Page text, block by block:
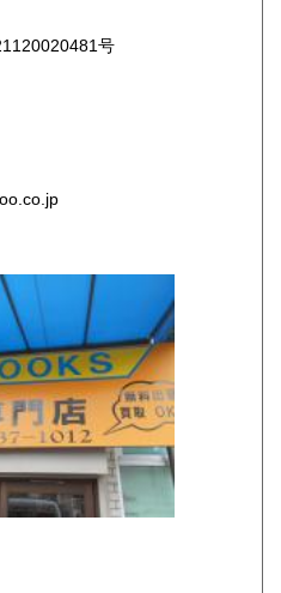
広島県
徳島県
愛媛県
福岡県
長崎県
号
でなくCD、DVD、レコード、
あらゆるものの買い取りがで